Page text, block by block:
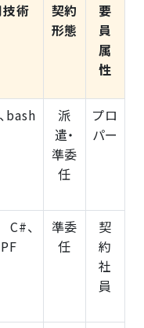
術
契約
形態
要
員
属
性
bash
派
遣・
準委
任
プロ
パー
、
準委
任
契
約
社
員